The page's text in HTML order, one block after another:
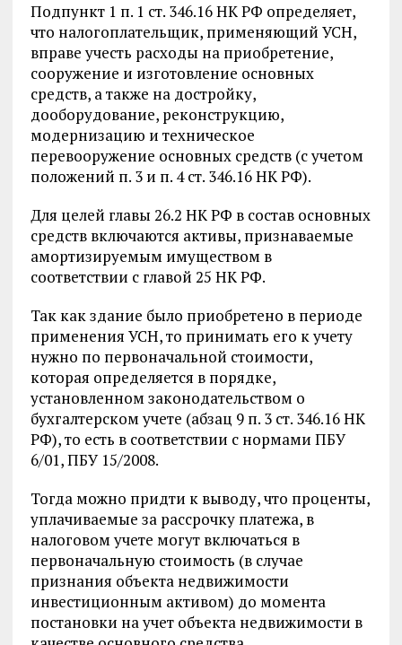
Подпункт 1 п. 1 ст. 346.16 НК РФ определяет,
что налогоплательщик, применяющий УСН,
вправе учесть расходы на приобретение,
сооружение и изготовление основных
средств, а также на достройку,
дооборудование, реконструкцию,
модернизацию и техническое
перевооружение основных средств (с учетом
положений п. 3 и п. 4 ст. 346.16 НК РФ).
Для целей главы 26.2 НК РФ в состав основных
средств включаются активы, признаваемые
амортизируемым имуществом в
соответствии с главой 25 НК РФ.
Так как здание было приобретено в периоде
применения УСН, то принимать его к учету
нужно по первоначальной стоимости,
которая определяется в порядке,
установленном законодательством о
бухгалтерском учете (абзац 9 п. 3 ст. 346.16 НК
РФ), то есть в соответствии с нормами ПБУ
6/01, ПБУ 15/2008.
Тогда можно придти к выводу, что проценты,
уплачиваемые за рассрочку платежа, в
налоговом учете могут включаться в
первоначальную стоимость (в случае
признания объекта недвижимости
инвестиционным активом) до момента
постановки на учет объекта недвижимости в